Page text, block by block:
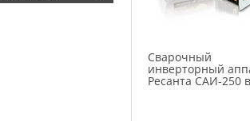
Сварочный
инверторный
Ресанта САИ-250